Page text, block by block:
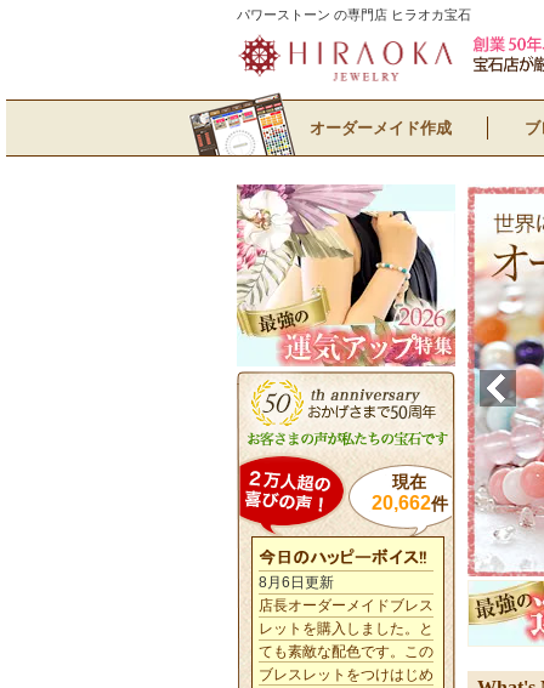
パワーストーン の専門店 ヒラオカ宝石
オーダーメイド作成
現在
20,662件
8月6日更新
店長オーダーメイドブレス
レットを購入しました。と
ても素敵な配色です。この
ブレスレットをつけはじめ